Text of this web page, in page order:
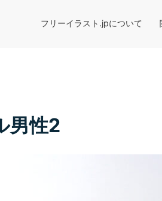
フリーイラスト.jpについて
男性2